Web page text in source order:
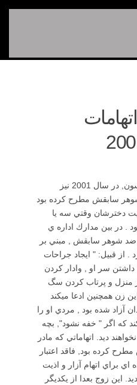
مادر شاكي 13 ساله ي جكسون, در سال 2001 نيز
سابقش مطرح كرده بود
دخترشان وقتي سه يا
. در بين مدارك اداره ي
ضد شوهر سابقش , مبني بر
از قبيل: " ايجاد جراحات
سر او , وادار كردن
منزل و پرتاب كردن سگ
زن همچنين ادعا ميكند
آزاد شده بود , مردي او را
كه اگر " خفه نشود", بچه
ديد. اتهاماتي كه مادر
كرده بود, فاقد اعتبار
اي براي اتهام آزار و اذيت
اين زوج بعدا از يكديگر